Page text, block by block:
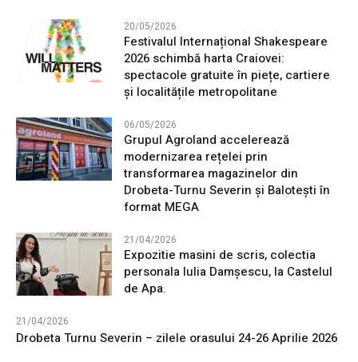
20/05/2026
Festivalul Internațional Shakespeare
2026 schimbă harta Craiovei:
spectacole gratuite în piețe, cartiere
și localitățile metropolitane
06/05/2026
Grupul Agroland accelerează
modernizarea rețelei prin
transformarea magazinelor din
Drobeta-Turnu Severin și Balotești în
format MEGA
21/04/2026
Expozitie masini de scris, colectia
personala Iulia Damșescu, la Castelul
de Apa.
21/04/2026
Drobeta Turnu Severin – zilele orasului 24-26 Aprilie 2026